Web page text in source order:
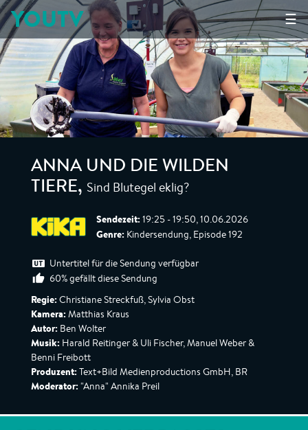
☰
YOUTV
ANNA UND DIE WILDEN
TIERE, Sind Blutegel eklig?
Sendezeit: 19:25 - 19:50, 10.06.2026
Genre: Kindersendung, Episode 192
Untertitel für die Sendung verfügbar
60% gefällt diese Sendung
Regie: Christiane Streckfuß, Sylvia Obst
Kamera: Matthias Kraus
Autor: Ben Wolter
Musik: Harald Reitinger & Uli Fischer, Manuel Weber &
Benni Freibott
Produzent: Text+Bild Medienproductions GmbH, BR
Moderator: "Anna" Annika Preil